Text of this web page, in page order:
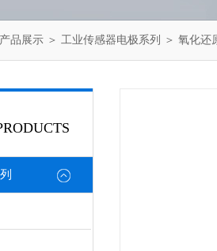
产品展示 ＞ 工业传感器电极系列 ＞ 氧化还